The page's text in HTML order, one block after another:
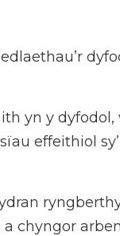
yn y
effeithiol
chyngor